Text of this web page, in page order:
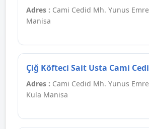
Adres : Cami Cedid Mh. Yunus
Manisa
Çiğ Köfteci Sait Usta Cami
Adres : Cami Cedid Mh. Yunus
Kula Manisa